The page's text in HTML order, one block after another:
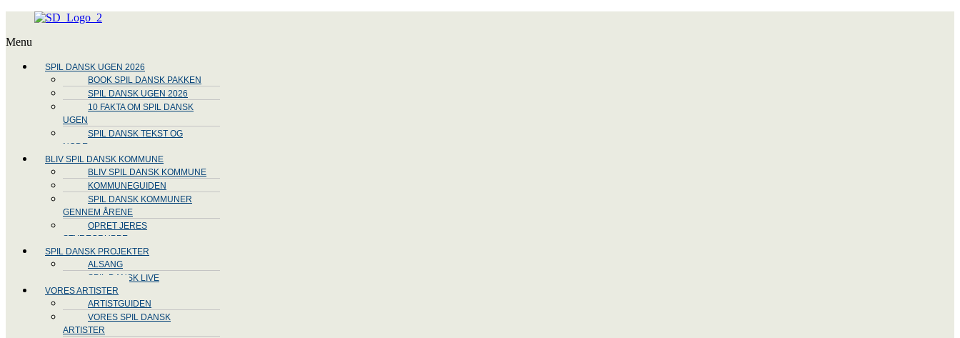
Menu
SPIL DANSK UGEN 2026
BOOK SPIL DANSK PAKKEN
SPIL DANSK UGEN 2026
10 FAKTA OM SPIL DANSK
UGEN
SPIL DANSK TEKST OG
NODE
BLIV SPIL DANSK KOMMUNE
BLIV SPIL DANSK KOMMUNE
KOMMUNEGUIDEN
SPIL DANSK KOMMUNER
GENNEM ÅRENE
OPRET JERES
STYREGRUPPE
SPIL DANSK PROJEKTER
ALSANG
SPIL DANSK LIVE
VORES ARTISTER
ARTISTGUIDEN
VORES SPIL DANSK
ARTISTER